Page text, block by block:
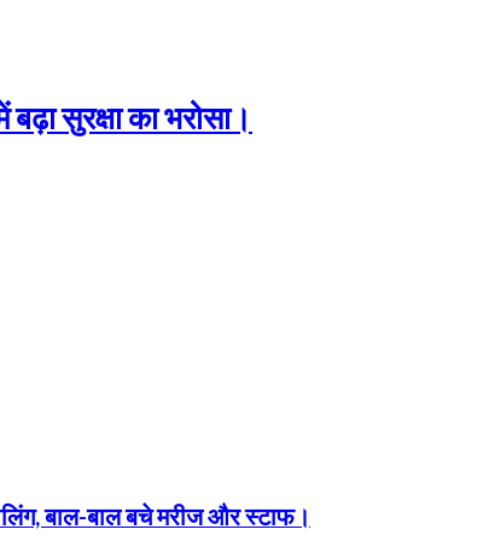
सुरक्षा का भरोसा।
बाल-बाल बचे मरीज और स्टाफ।